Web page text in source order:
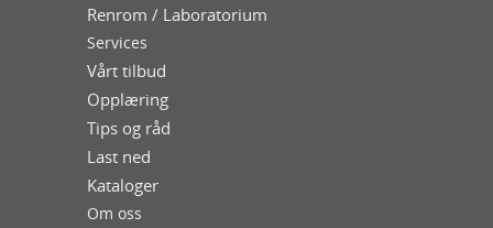
Renrom / Laboratorium
Services
Vårt tilbud
Opplæring
Tips og råd
Last ned
Kataloger
Om oss